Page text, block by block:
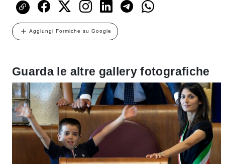
Aggiungi Formiche su Google
Guarda le altre gallery fotografiche